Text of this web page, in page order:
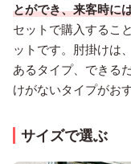
とができ、来客時に
セットで購入するこ
ットです。肘掛けは
あるタイプ、できる
けがないタイプがお
サイズで選ぶ